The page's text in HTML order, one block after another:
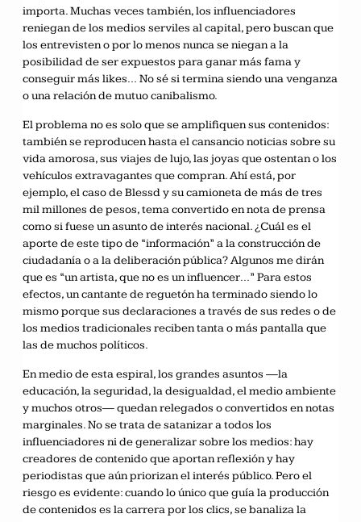
importa. Muchas veces también, los influenciadores
reniegan de los medios serviles al capital, pero buscan que
los entrevisten o por lo menos nunca se niegan a la
posibilidad de ser expuestos para ganar más fama y
conseguir más likes… No sé si termina siendo una venganza
o una relación de mutuo canibalismo.
El problema no es solo que se amplifiquen sus contenidos:
también se reproducen hasta el cansancio noticias sobre su
vida amorosa, sus viajes de lujo, las joyas que ostentan o los
vehículos extravagantes que compran. Ahí está, por
ejemplo, el caso de Blessd y su camioneta de más de tres
mil millones de pesos, tema convertido en nota de prensa
como si fuese un asunto de interés nacional. ¿Cuál es el
aporte de este tipo de “información” a la construcción de
ciudadanía o a la deliberación pública? Algunos me dirán
que es “un artista, que no es un influencer…” Para estos
efectos, un cantante de reguetón ha terminado siendo lo
mismo porque sus declaraciones a través de sus redes o de
los medios tradicionales reciben tanta o más pantalla que
las de muchos políticos.
En medio de esta espiral, los grandes asuntos —la
educación, la seguridad, la desigualdad, el medio ambiente
y muchos otros— quedan relegados o convertidos en notas
marginales. No se trata de satanizar a todos los
influenciadores ni de generalizar sobre los medios: hay
creadores de contenido que aportan reflexión y hay
periodistas que aún priorizan el interés público. Pero el
riesgo es evidente: cuando lo único que guía la producción
de contenidos es la carrera por los clics, se banaliza la